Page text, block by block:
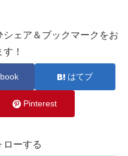
ェア＆ブックマークをお
！
はてブ
Pinterest
ローする